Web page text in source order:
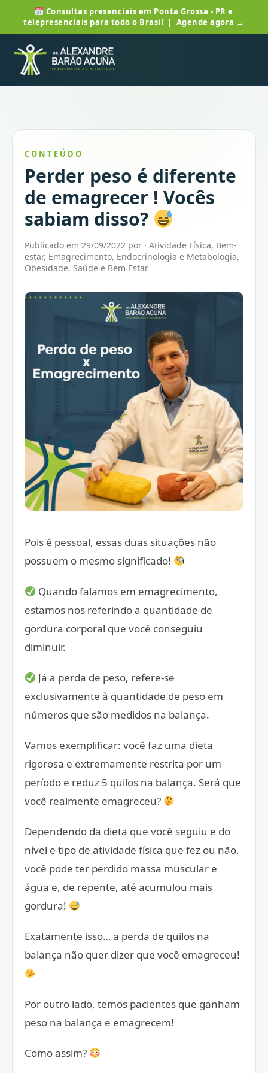
Consultas presenciais em Ponta Grossa - PR e
telepresenciais para todo o Brasil | Agende agora →
CONTEÚDO
Perder peso é diferente
de emagrecer ! Vocês
sabiam disso?
Publicado em 29/09/2022 por · Atividade Física, Bem-
estar, Emagrecimento, Endocrinologia e Metabologia,
Obesidade, Saúde e Bem Estar
Pois é pessoal, essas duas situações não
possuem o mesmo significado!
Quando falamos em emagrecimento,
estamos nos referindo a quantidade de
gordura corporal que você conseguiu
diminuir.
Já a perda de peso, refere-se
exclusivamente à quantidade de peso em
números que são medidos na balança.
Vamos exemplificar: você faz uma dieta
rigorosa e extremamente restrita por um
período e reduz 5 quilos na balança. Será que
você realmente emagreceu?
Dependendo da dieta que você seguiu e do
nível e tipo de atividade física que fez ou não,
você pode ter perdido massa muscular e
água e, de repente, até acumulou mais
gordura!
Exatamente isso… a perda de quilos na
balança não quer dizer que você emagreceu!
Por outro lado, temos pacientes que ganham
peso na balança e emagrecem!
Como assim?